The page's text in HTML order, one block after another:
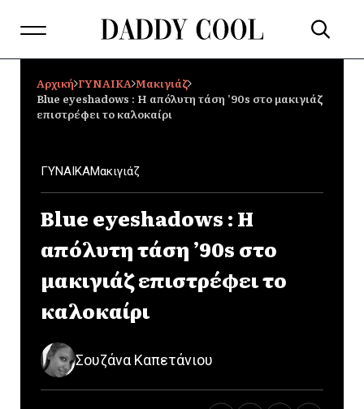
Αρχική ΓΥΝΑΙΚΑ Μακιγιάζ
Blue eyeshadows : Η απόλυτη τάση ’90s στο μακιγιάζ
επιστρέφει το καλοκαίρι
ΓΥΝΑΙΚΑΜακιγιάζ
Blue eyeshadows : Η
απόλυτη τάση ’90s στο
μακιγιάζ επιστρέφει το
καλοκαίρι
Σουζάνα Καπετάνιου